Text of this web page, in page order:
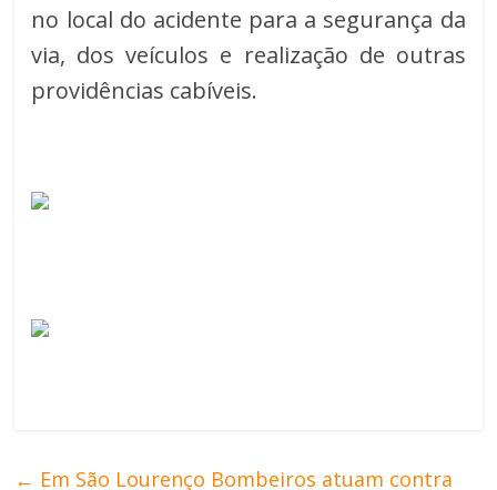
no local do acidente para a segurança da
via, dos veículos e realização de outras
providências cabíveis.
← Em São Lourenço Bombeiros atuam contra